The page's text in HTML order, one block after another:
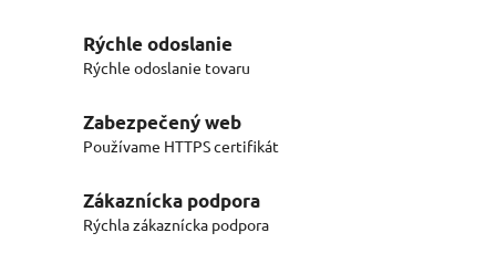
Rýchle odoslanie
Rýchle odoslanie tovaru
Zabezpečený web
Používame HTTPS certifikát
Zákaznícka podpora
Rýchla zákaznícka podpora